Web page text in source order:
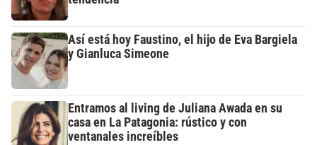
Así está hoy Faustino, el hijo de Eva Bargiela
y Gianluca Simeone
Entramos al living de Juliana Awada en su
casa en La Patagonia: rústico y con
ventanales increíbles